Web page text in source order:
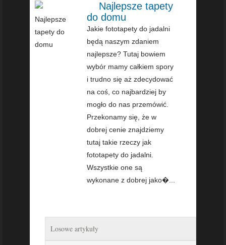
Najlepsze tapety
do domu
Jakie fototapety do jadalni
będą naszym zdaniem
najlepsze? Tutaj bowiem
wybór mamy całkiem spory
i trudno się aż zdecydować
na coś, co najbardziej by
mogło do nas przemówić.
Przekonamy się, że w
dobrej cenie znajdziemy
tutaj takie rzeczy jak
fototapety do jadalni.
Wszystkie one są
wykonane z dobrej jako�...
Losowe artykuły